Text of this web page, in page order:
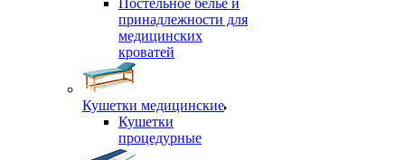
Постельное белье и
принадлежности для
медицинских
кроватей
Кушетки медицинские
Кушетки
процедурные